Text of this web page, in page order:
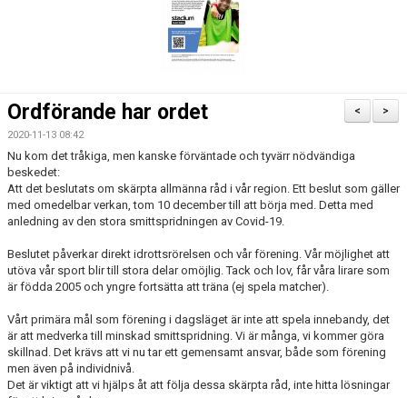
MATCHER
MEDLEM
SOUVENIRER
KONTAKTA OSS
KONTAKTUPPGIFTER VÅRA LAG
>
<
Ordförande har ordet
2020-11-13 08:42
Nu kom det tråkiga, men kanske förväntade och tyvärr nödvändiga
beskedet:
Att det beslutats om skärpta allmänna råd i vår region. Ett beslut som gäller
med omedelbar verkan, tom 10 december till att börja med. Detta med
anledning av den stora smittspridningen av Covid-19.
Beslutet påverkar direkt idrottsrörelsen och vår förening. Vår möjlighet att
utöva vår sport blir till stora delar omöjlig. Tack och lov, får våra lirare som
är födda 2005 och yngre fortsätta att träna (ej spela matcher).
Vårt primära mål som förening i dagsläget är inte att spela innebandy, det
är att medverka till minskad smittspridning. Vi är många, vi kommer göra
skillnad. Det krävs att vi nu tar ett gemensamt ansvar, både som förening
men även på individnivå.
Det är viktigt att vi hjälps åt att följa dessa skärpta råd, inte hitta lösningar